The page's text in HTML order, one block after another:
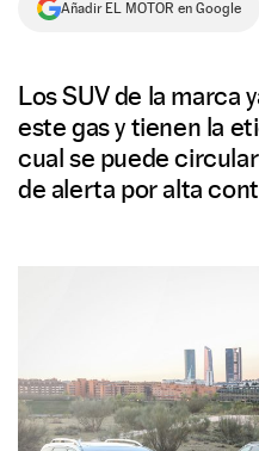
SÍGUENOS
Añadir EL MOTOR en Google
Los SUV de la marca
este gas y tienen la
cual se puede
de alerta por alta